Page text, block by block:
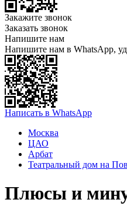
Закажите звонок
Заказать звонок
Напишите нам
Напишите нам в WhatsApp,
Написать в WhatsApp
Москва
ЦАО
Арбат
Театральный дом на
Плюсы и